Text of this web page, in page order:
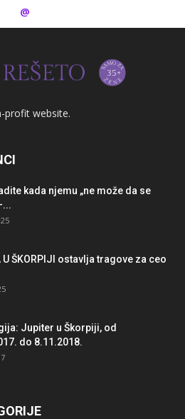
@
profit website.
kada njemu „ne može da se
U ŠKORPIJI ostavlja tragove za ceo
Jupiter u Škorpiji, od
do 8.11.2018.